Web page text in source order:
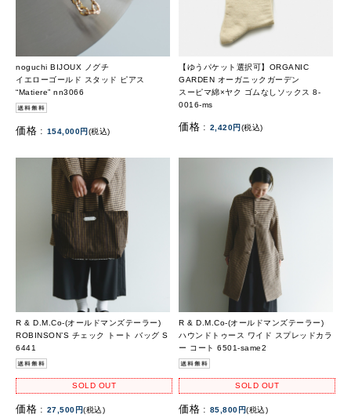
noguchi BIJOUX ノグチ
イエローゴールド スタッド ピアス
“Matiere” nn3066
価格 : 154,000円(税込)
【ゆうパケット選択可】ORGANIC
GARDEN オーガニックガーデン
スーピマ綿×ヤク ゴムなしソックス 8-
0016-ms
価格 : 2,420円(税込)
R & D.M.Co-(オールドマンズテーラー)
ROBINSON’S チェック トート バッグ S
6441
SOLD OUT
価格 : 27,500円(税込)
R & D.M.Co-(オールドマンズテーラー)
ハウンドトゥース ワイド スプレッドカラ
ー コート 6501-same2
SOLD OUT
価格 : 85,800円(税込)